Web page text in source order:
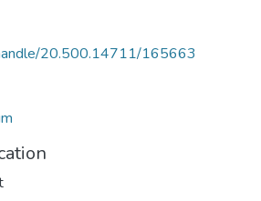
20.500.14711/165663